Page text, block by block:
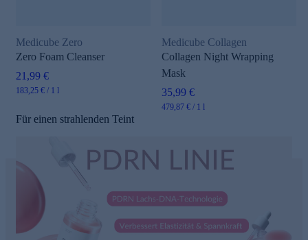
Medicube Zero
Zero Foam Cleanser
21,99 €
183,25 € / 1 l
Medicube Collagen
Collagen Night Wrapping
Mask
35,99 €
479,87 € / 1 l
Für einen strahlenden Teint